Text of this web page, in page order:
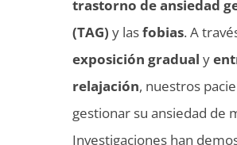
trastorno de ansiedad
(TAG) y lasfobias. A
exposición gradual y
relajación, nuestros
gestionar su ansiedad de
Investigaciones han